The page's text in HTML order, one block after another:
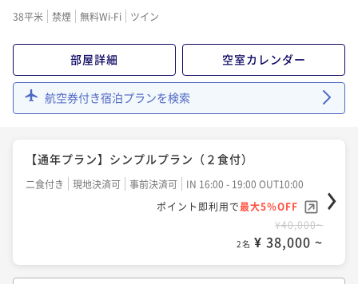
¥44,000~
2名 ¥ 41,800 ~
38平米 禁煙 無料Wi-Fi ツイン
部屋詳細 空室カレンダー
航空券付き宿泊プランを検索
【通年プラン】シンプルプラン（２食付）
二食付き 現地決済可 事前決済可
IN 16:00 - 19:00 OUT10:00
ポイント即利用で最大5％OFF
¥40,000~
2名 ¥ 38,000 ~